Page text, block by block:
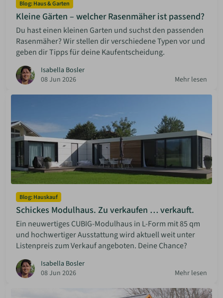
Blog: Haus & Garten
Kleine Gärten – welcher Rasenmäher ist passend?
Du hast einen kleinen Garten und suchst den passenden
Rasenmäher? Wir stellen dir verschiedene Typen vor und
geben dir Tipps für deine Kaufentscheidung.
Isabella Bosler
08 Jun 2026
Mehr lesen
Blog: Hauskauf
Schickes Modulhaus. Zu verkaufen … verkauft.
Ein neuwertiges CUBIG-Modulhaus in L-Form mit 85 qm
und hochwertiger Ausstattung wird aktuell weit unter
Listenpreis zum Verkauf angeboten. Deine Chance?
Isabella Bosler
08 Jun 2026
Mehr lesen